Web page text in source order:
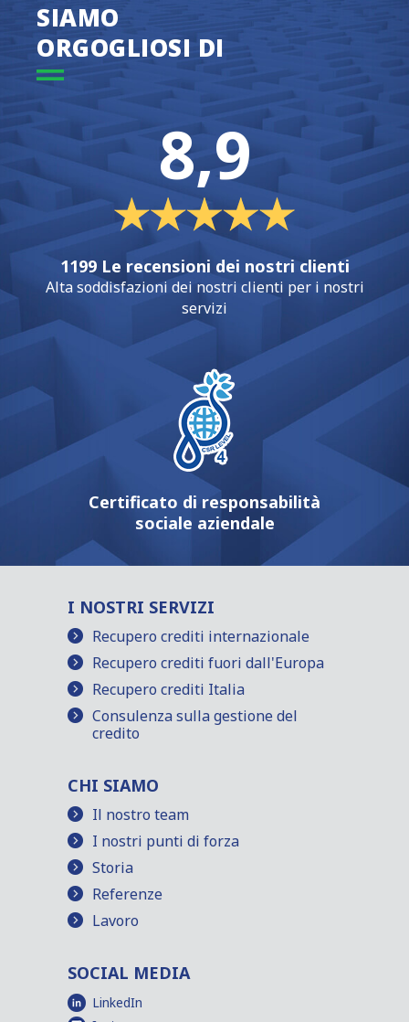
SIAMO
ORGOGLIOSI DI
8,9
1199 Le recensioni dei nostri clienti
Alta soddisfazioni dei nostri clienti per i nostri
servizi
Certificato di responsabilità
sociale aziendale
I NOSTRI SERVIZI
Recupero crediti internazionale
Recupero crediti fuori dall'Europa
Recupero crediti Italia
Consulenza sulla gestione del
credito
CHI SIAMO
Il nostro team
I nostri punti di forza
Storia
Referenze
Lavoro
SOCIAL MEDIA
LinkedIn